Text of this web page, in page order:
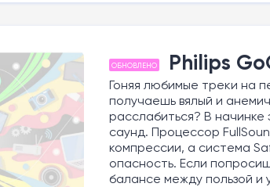
ОБНОВЛЕНО Philips
Гоняя любимые треки на
получаешь вялый и
расслабиться? В
саунд. Процессор
компрессии, а система
опасность. Если
балансе между пользой и